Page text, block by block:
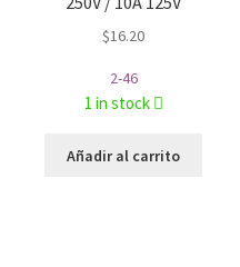
$16.20
2-46
1 in stock
Añadir al carrito